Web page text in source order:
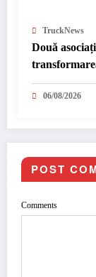
TruckNews
Două
în mecanism
06/08/2026
POST
Comments